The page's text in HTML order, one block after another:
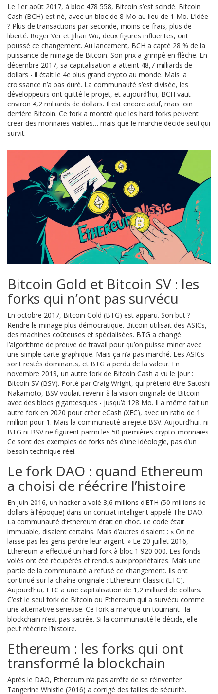
Le 1er août 2017, à bloc 478 558, Bitcoin s’est scindé. Bitcoin
Cash (BCH) est né, avec un bloc de 8 Mo au lieu de 1 Mo. L’idée
? Plus de transactions par seconde, moins de frais, plus de
liberté. Roger Ver et Jihan Wu, deux figures influentes, ont
poussé ce changement. Au lancement, BCH a capté 28 % de la
puissance de minage de Bitcoin. Son prix a grimpé en flèche. En
décembre 2017, sa capitalisation a atteint 48,7 milliards de
dollars - il était le 4e plus grand crypto au monde. Mais la
croissance n’a pas duré. La communauté s’est divisée, les
développeurs ont quitté le projet, et aujourd’hui, BCH vaut
environ 4,2 milliards de dollars. Il est encore actif, mais loin
derrière Bitcoin. Ce fork a montré que les hard forks peuvent
créer des monnaies viables… mais que le marché décide seul qui
survit.
Bitcoin Gold et Bitcoin SV : les
forks qui n’ont pas survécu
En octobre 2017, Bitcoin Gold (BTG) est apparu. Son but ?
Rendre le minage plus démocratique. Bitcoin utilisait des ASICs,
des machines coûteuses et spécialisées. BTG a changé
l’algorithme de preuve de travail pour qu’on puisse miner avec
une simple carte graphique. Mais ça n’a pas marché. Les ASICs
sont restés dominants, et BTG a perdu de la valeur. En
novembre 2018, un autre fork de Bitcoin Cash a vu le jour :
Bitcoin SV (BSV). Porté par Craig Wright, qui prétend être Satoshi
Nakamoto, BSV voulait revenir à la vision originale de Bitcoin
avec des blocs gigantesques - jusqu’à 128 Mo. Il a même fait un
autre fork en 2020 pour créer eCash (XEC), avec un ratio de 1
million pour 1. Mais la communauté a rejeté BSV. Aujourd’hui, ni
BTG ni BSV ne figurent parmi les 50 premières crypto-monnaies.
Ce sont des exemples de forks nés d’une idéologie, pas d’un
besoin technique réel.
Le fork DAO : quand Ethereum
a choisi de réécrire l’histoire
En juin 2016, un hacker a volé 3,6 millions d’ETH (50 millions de
dollars à l’époque) dans un contrat intelligent appelé The DAO.
La communauté d’Ethereum était en choc. Le code était
immuable, disaient certains. Mais d’autres disaient : « On ne
laisse pas les gens perdre leur argent. » Le 20 juillet 2016,
Ethereum a effectué un hard fork à bloc 1 920 000. Les fonds
volés ont été récupérés et rendus aux propriétaires. Mais une
partie de la communauté a refusé ce changement. Ils ont
continué sur la chaîne originale : Ethereum Classic (ETC).
Aujourd’hui, ETC a une capitalisation de 1,2 milliard de dollars.
C’est le seul fork de Bitcoin ou Ethereum qui a survécu comme
une alternative sérieuse. Ce fork a marqué un tournant : la
blockchain n’est pas sacrée. Si la communauté le décide, elle
peut réécrire l’histoire.
Ethereum : les forks qui ont
transformé la blockchain
Après le DAO, Ethereum n’a pas arrêté de se réinventer.
Tangerine Whistle (2016) a corrigé des failles de sécurité.